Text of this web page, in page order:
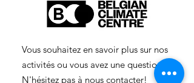
Vous souhaitez en savoir plus sur nos
activités ou vous avez une question ?
N'hésitez pas à nous contacter!